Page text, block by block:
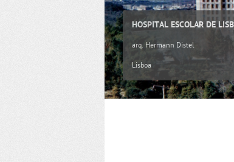
HOSPITAL ESCOLAR DE
arq. Hermann Distel
Lisboa